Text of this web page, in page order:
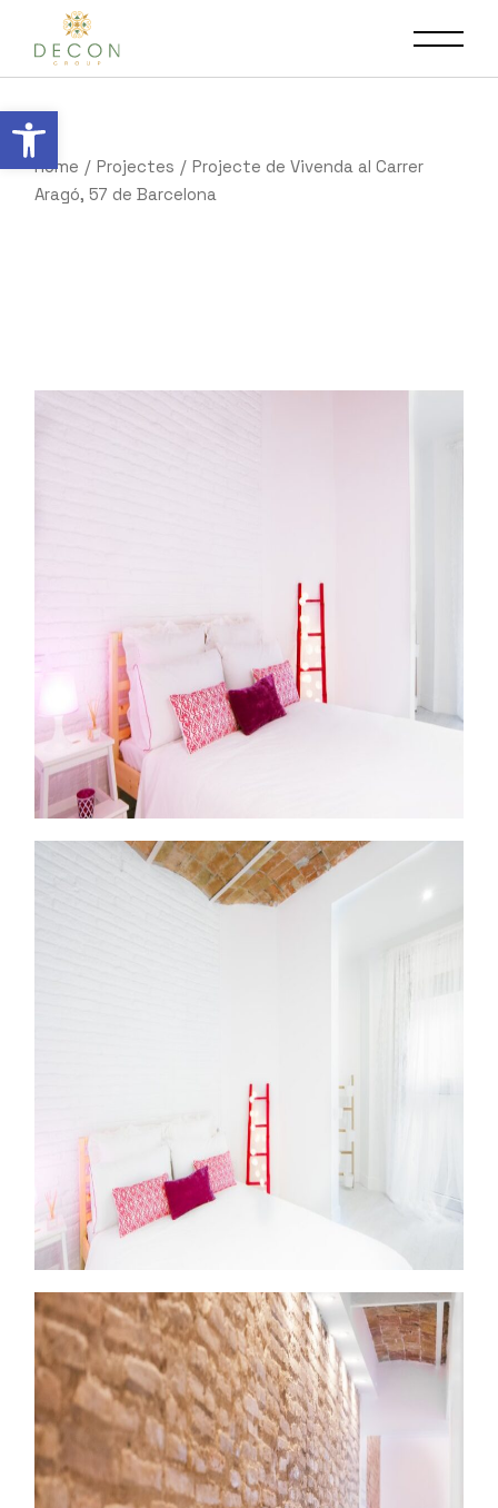
Obre la barra d'eines
Home Projectes
Projecte de Vivenda al Carrer
Aragó, 57 de Barcelona